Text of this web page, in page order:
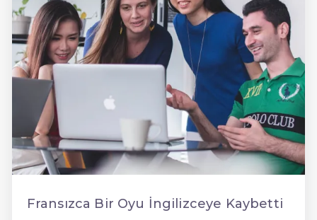
İngilizce Uygulamaları
5 Günde İngilizce
İngilizce
Dil Eğitimi
En Hızlı İngilizce
En Kolay İngilizce
En Ucuz İngilizce
Fransızca Bir Oyu İngilizceye Kaybetti